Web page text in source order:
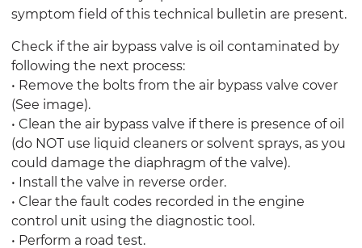
symptom field of this technical bulletin are present.
Check if the air bypass valve is oil contaminated by
following the next process:
• Remove the bolts from the air bypass valve cover
(See image).
• Clean the air bypass valve if there is presence of oil
(do NOT use liquid cleaners or solvent sprays, as you
could damage the diaphragm of the valve).
• Install the valve in reverse order.
• Clear the fault codes recorded in the engine
control unit using the diagnostic tool.
• Perform a road test.